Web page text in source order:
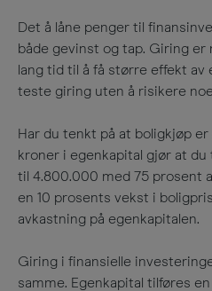
Det å låne penger til
både gevinst og tap. Giring
lang tid til å få større effekt av
teste giring uten å risikere
Har du tenkt på at boligkjøp
kroner i egenkapital gjør at
til 4.800.000 med 75 prosent
en 10 prosents vekst i
avkastning på egenkapitalen.
Giring i finansielle
samme. Egenkapital tilføres